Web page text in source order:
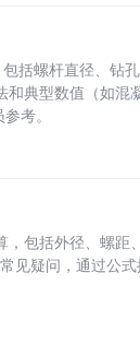
括螺杆直径、钻
典型数值（如混
考。
包括外径、螺
见疑问，通过公